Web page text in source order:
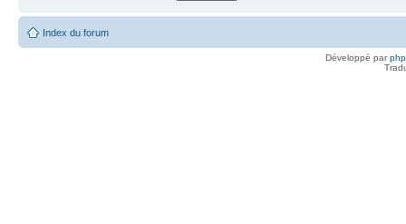
Index du forum
Développé par